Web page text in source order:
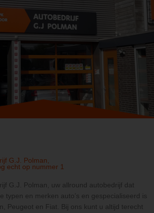
G.J. Polman,
echt op nummer 1
G.J. Polman, uw allround autobedrijf dat
typen en merken auto’s en gespecialiseerd is
Peugeot en Fiat. Bij ons kunt u altijd terecht